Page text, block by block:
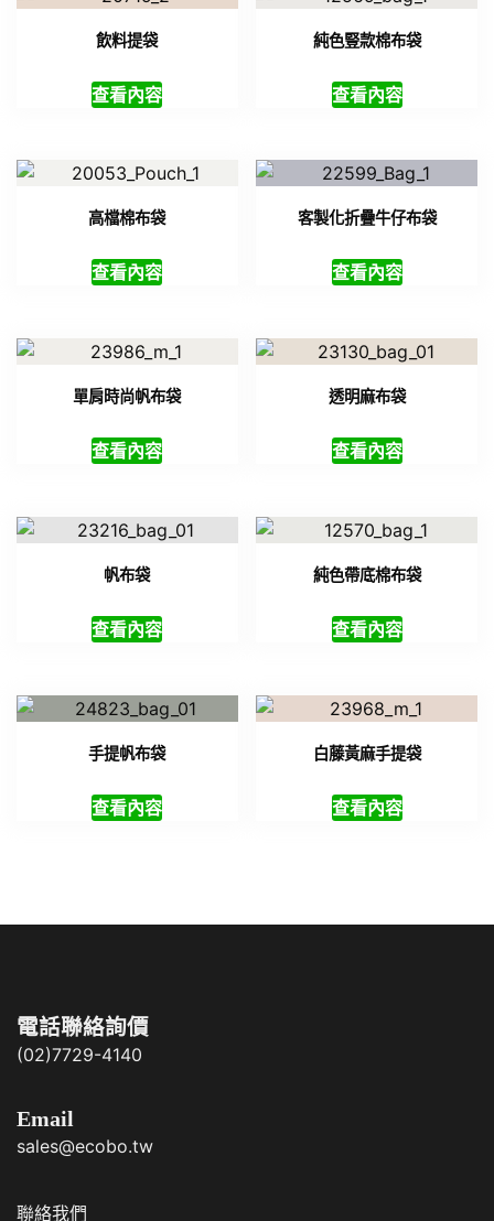
飲料提袋
查看內容
純色豎款棉布袋
查看內容
高檔棉布袋
查看內容
客製化折疊牛仔布袋
查看內容
單肩時尚帆布袋
查看內容
透明麻布袋
查看內容
帆布袋
查看內容
純色帶底棉布袋
查看內容
手提帆布袋
查看內容
白藤黃麻手提袋
查看內容
電話聯絡詢價
(02)7729-4140
Email
sales@ecobo.tw
聯絡我們